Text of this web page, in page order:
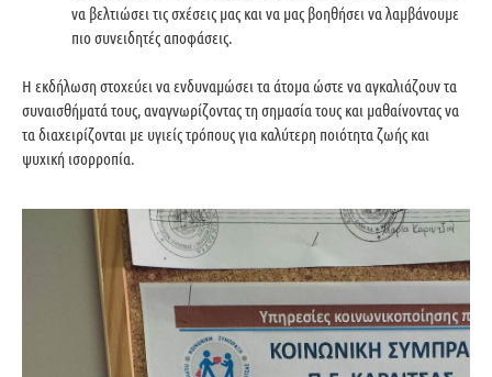
να βελτιώσει τις σχέσεις μας και να μας βοηθήσει να λαμβάνουμε
πιο συνειδητές αποφάσεις.
Η εκδήλωση στοχεύει να ενδυναμώσει τα άτομα ώστε να αγκαλιάζουν τα
συναισθήματά τους, αναγνωρίζοντας τη σημασία τους και μαθαίνοντας να
τα διαχειρίζονται με υγιείς τρόπους για καλύτερη ποιότητα ζωής και
ψυχική ισορροπία.